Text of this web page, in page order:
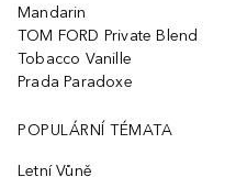
Mandarin
TOM FORD Private Blend
Tobacco Vanille
Prada Paradoxe
POPULÁRNÍ TÉMATA
Letní Vůně